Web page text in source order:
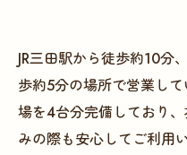
JR三田駅から徒歩約10分
歩約5分の場所で営業し
場を4台分完備しており
みの際も安心してご利用